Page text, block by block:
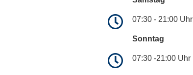
07:30 - 21:00 Uhr
Sonntag
07:30 -21:00 Uhr